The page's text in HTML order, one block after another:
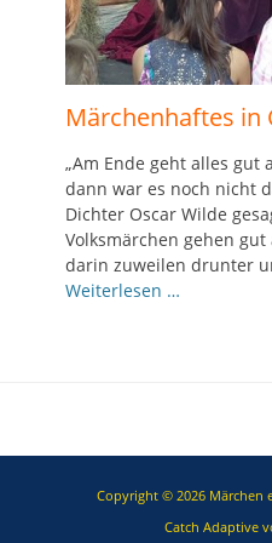
Märchenhaftes in
„Am Ende geht alles gut
dann war es noch nicht
Dichter Oscar Wilde
Volksmärchen gehen
darin zuweilen drunter
Weiterlesen …
Copyright © 2026 Märchen
Catch Adaptive